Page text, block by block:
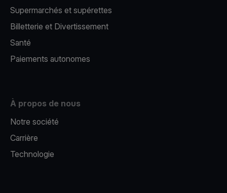
Supermarchés et supérettes
Billetterie et Divertissement
Santé
Paiements autonomes
À propos de nous
Notre société
Carrière
Technologie